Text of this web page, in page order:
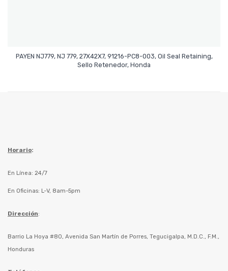
PAYEN NJ779, NJ 779, 27X42X7, 91216-PC8-003, Oil Seal Retaining,
Sello Retenedor, Honda
Leer Más
Horario:
En Línea: 24/7
En Oficinas: L-V, 8am-5pm
Dirección:
Barrio La Hoya #80, Avenida San Martín de Porres, Tegucigalpa, M.D.C., F.M.,
Honduras